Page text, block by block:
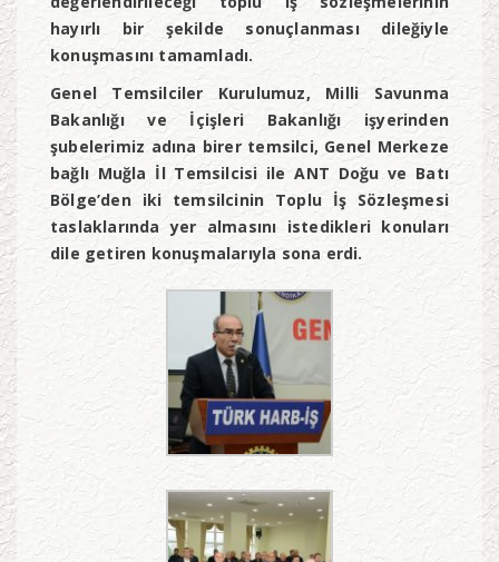
hayırlı bir şekilde sonuçlanması dileğiyle
konuşmasını tamamladı.
Genel Temsilciler Kurulumuz, Milli Savunma
Bakanlığı ve İçişleri Bakanlığı işyerinden
şubelerimiz adına birer temsilci, Genel Merkeze
bağlı Muğla İl Temsilcisi ile ANT Doğu ve Batı
Bölge’den iki temsilcinin Toplu İş Sözleşmesi
taslaklarında yer almasını istedikleri konuları
dile getiren konuşmalarıyla sona erdi.